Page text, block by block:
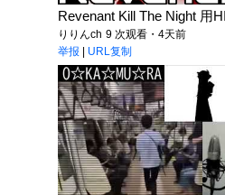
Revenant Kill The Night 用
りりんch 9 次观看・4天前
举报
URL复制